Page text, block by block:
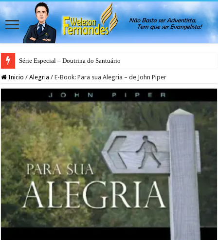
Série Especial – Doutrina do Santuário
Inicio / Alegria / E-Book: Para sua Alegria – de John Piper